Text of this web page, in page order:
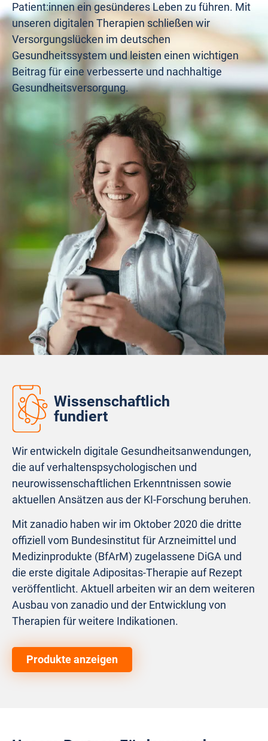
Patient:innen ein gesünderes Leben zu führen. Mit
unseren digitalen Therapien schließen wir
Versorgungslücken im deutschen
Gesundheitssystem und leisten einen wichtigen
Beitrag für eine verbesserte und nachhaltige
Gesundheitsversorgung.
Wissenschaftlich
fundiert
Wir entwickeln digitale Gesundheitsanwendungen,
die auf verhaltenspsychologischen und
neurowissenschaftlichen Erkenntnissen sowie
aktuellen Ansätzen aus der KI-Forschung beruhen.
Mit zanadio haben wir im Oktober 2020 die dritte
offiziell vom Bundesinstitut für Arzneimittel und
Medizinprodukte (BfArM) zugelassene DiGA und
die erste digitale Adipositas-Therapie auf Rezept
veröffentlicht. Aktuell arbeiten wir an dem weiteren
Ausbau von zanadio und der Entwicklung von
Therapien für weitere Indikationen.
Produkte anzeigen